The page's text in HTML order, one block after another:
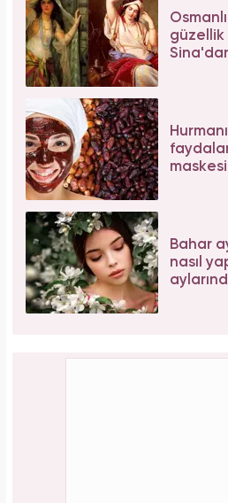
güzellik
maskesi
Bahar
nasıl